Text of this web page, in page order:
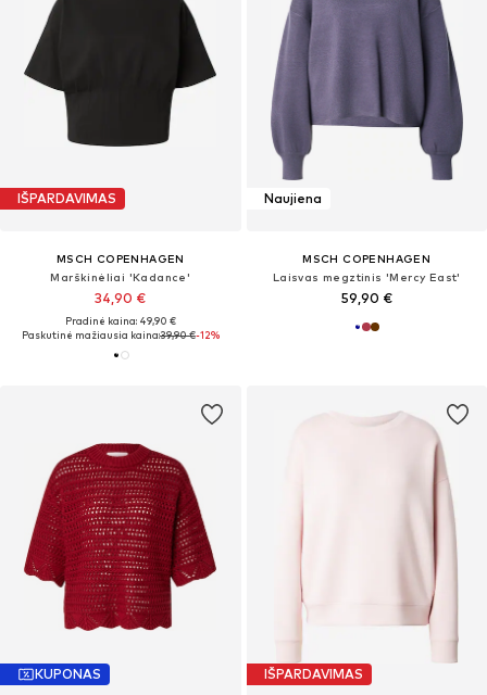
IŠPARDAVIMAS
MSCH COPENHAGEN
Marškinėliai 'Kadance'
34,90 €
Pradinė kaina: 49,90 €
Paskutinė mažiausia kaina:39,90 €-12%
Naujiena
MSCH COPENHAGEN
Laisvas megztinis 'Mercy East'
59,90 €
KUPONAS IŠPARDAVIMAS